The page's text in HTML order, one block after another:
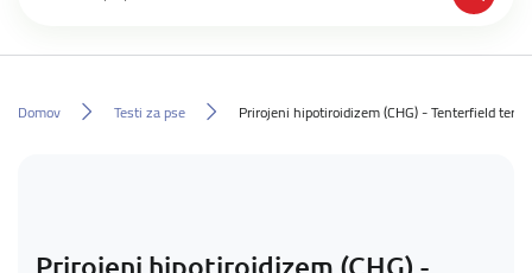
Domov Testi za pse Prirojeni hipotiroidizem (CHG) - Tenterfield terier
Prirojeni hipotiroidizem (CHG) -